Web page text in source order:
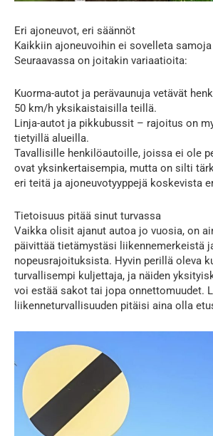
Eri ajoneuvot, eri säännöt
Kaikkiin ajoneuvoihin ei sovelleta
Seuraavassa on joitakin variaatioita:
Kuorma-autot ja perävaunuja vetävät
50 km/h yksikaistaisilla teillä.
Linja-autot ja pikkubussit – rajoitus on
tietyillä alueilla.
Tavallisille henkilöautoille, joissa ei ole
ovat yksinkertaisempia, mutta on silti
eri teitä ja ajoneuvotyyppejä koskevista
Tietoisuus pitää sinut turvassa
Vaikka olisit ajanut autoa jo vuosia, on
päivittää tietämystäsi liikennemerkeistä
nopeusrajoituksista. Hyvin perillä oleva
turvallisempi kuljettaja, ja näiden
voi estää sakot tai jopa onnettomuudet.
liikenneturvallisuuden pitäisi aina olla